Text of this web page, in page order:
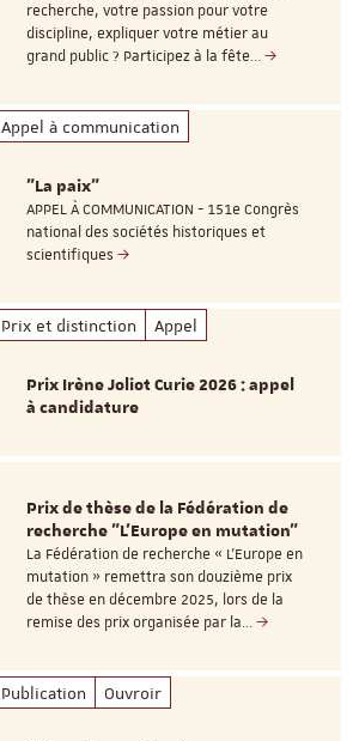
recherche, votre passion pour votre
discipline, expliquer votre métier au
grand public ? Participez à la fête…
Appel à communication
"La paix"
APPEL À COMMUNICATION - 151e Congrès
national des sociétés historiques et
scientifiques
Prix et distinction Appel
Prix Irène Joliot Curie 2026 : appel
à candidature
Prix de thèse de la Fédération de
recherche "L’Europe en mutation"
La Fédération de recherche « L’Europe en
mutation » remettra son douzième prix
de thèse en décembre 2025, lors de la
remise des prix organisée par la…
Publication Ouvroir